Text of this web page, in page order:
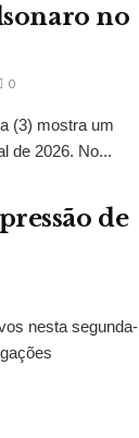
no
0
(3) mostra um
de 2026. No...
de
nesta segunda-